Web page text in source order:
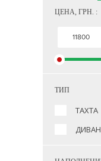
ЦЕНА, ГРН. :
ТИП
ТАХТА
ДИВАН